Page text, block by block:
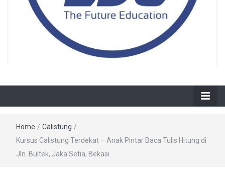
Home / Calistung /
Kursus Calistung Terdekat – Anak Pintar Baca Tulis Hitung di
Jln. Bultek, Jaka Setia, Bekasi